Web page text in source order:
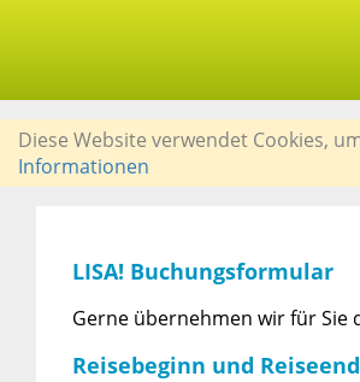
Diese Website verwendet Cookies,
Informationen
LISA! Buchungsformular
Gerne übernehmen wir für Sie
Reisebeginn und